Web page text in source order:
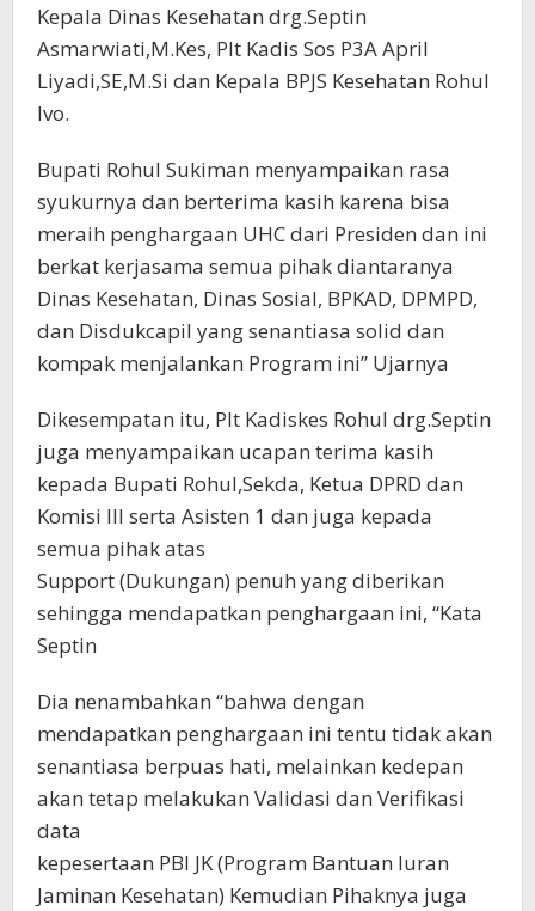
Kepala Dinas Kesehatan drg.Septin
Asmarwiati,M.Kes, Plt Kadis Sos P3A April
Liyadi,SE,M.Si dan Kepala BPJS Kesehatan Rohul
Ivo.
Bupati Rohul Sukiman menyampaikan rasa
syukurnya dan berterima kasih karena bisa
meraih penghargaan UHC dari Presiden dan ini
berkat kerjasama semua pihak diantaranya
Dinas Kesehatan, Dinas Sosial, BPKAD, DPMPD,
dan Disdukcapil yang senantiasa solid dan
kompak menjalankan Program ini” Ujarnya
Dikesempatan itu, Plt Kadiskes Rohul drg.Septin
juga menyampaikan ucapan terima kasih
kepada Bupati Rohul,Sekda, Ketua DPRD dan
Komisi III serta Asisten 1 dan juga kepada
semua pihak atas
Support (Dukungan) penuh yang diberikan
sehingga mendapatkan penghargaan ini, “Kata
Septin
Dia nenambahkan “bahwa dengan
mendapatkan penghargaan ini tentu tidak akan
senantiasa berpuas hati, melainkan kedepan
akan tetap melakukan Validasi dan Verifikasi
data
kepesertaan PBI JK (Program Bantuan Iuran
Jaminan Kesehatan) Kemudian Pihaknya juga